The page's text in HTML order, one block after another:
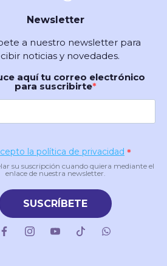
Newsletter
a nuestro newsletter para
noticias y novedades.
aquí tu correo electrónico
para suscribirte
la política de privacidad
su suscripción cuando quiera mediante el
enlace de nuestra newsletter.
SUSCRÍBETE